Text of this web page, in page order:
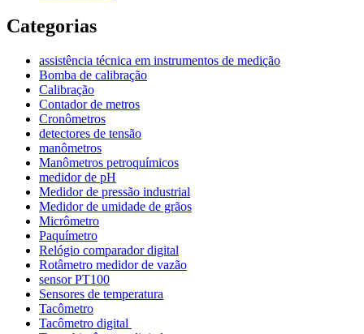
Categorias
assistência técnica em instrumentos de medição
Bomba de calibração
Calibração
Contador de metros
Cronômetros
detectores de tensão
manômetros
Manômetros petroquímicos
medidor de pH
Medidor de pressão industrial
Medidor de umidade de grãos
Micrômetro
Paquímetro
Relógio comparador digital
Rotâmetro medidor de vazão
sensor PT100
Sensores de temperatura
Tacômetro
Tacômetro digital